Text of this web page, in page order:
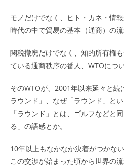
モノだけでなく、ヒト・カネ・情
時代の中で貿易の基本（通商）の流
関税撤廃だけでなく、知的所有権
ている通商秩序の番人、 WTOにつ
そのWTOが、2001年以来延々と続
ラウンド」、なぜ「ラウンド」と
「ラウンド」とは、ゴルフなどと
る」の語感とか。
10年以上もなかなか決着がつかな
この交渉が始まった頃から世界の